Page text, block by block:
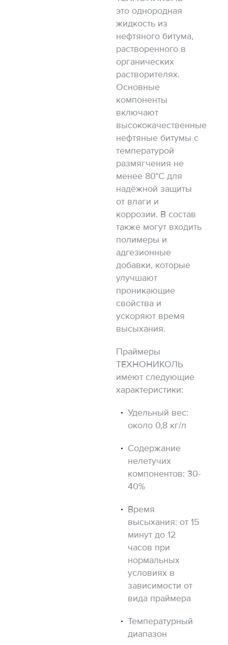
это однородная
жидкость из
нефтяного битума,
растворенного в
органических
растворителях.
Основные
компоненты
включают
высококачественные
нефтяные битумы с
температурой
размягчения не
менее 80°C для
надёжной защиты
от влаги и
коррозии. В состав
также могут входить
полимеры и
адгезионные
добавки, которые
улучшают
проникающие
свойства и
ускоряют время
высыхания.
Праймеры
ТЕХНОНИКОЛЬ
имеют следующие
характеристики:
Удельный вес:
около 0,8 кг/л
Содержание
нелетучих
компонентов: 30-
40%
Время
высыхания: от 15
минут до 12
часов при
нормальных
условиях в
зависимости от
вида праймера
Температурный
диапазон